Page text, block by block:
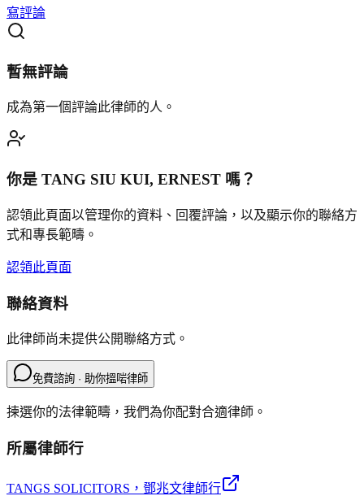
寫評論
暫無評論
成為第一個評論此律師的人。
你是 TANG SIU KUI, ERNEST 嗎？
認領此頁面以管理你的資料、回覆評論，以及顯示你的聯絡方
式和專長範疇。
認領此頁面
聯絡資料
此律師尚未提供公開聯絡方式。
免費諮詢 · 助你搵啱律師
揀選你的法律範疇，我們為你配對合適律師。
所屬律師行
TANGS SOLICITORS ，鄧兆文律師行